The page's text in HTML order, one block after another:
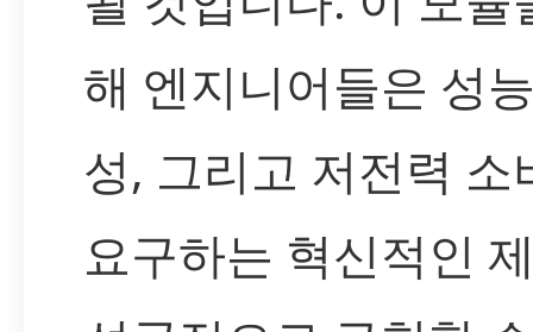
해 엔지니어들은 성
성, 그리고 저전력 소
요구하는 혁신적인